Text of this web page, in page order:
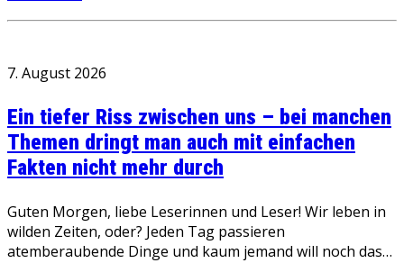
7. August 2026
Ein tiefer Riss zwischen uns – bei manchen
Themen dringt man auch mit einfachen
Fakten nicht mehr durch
Guten Morgen, liebe Leserinnen und Leser! Wir leben in
wilden Zeiten, oder? Jeden Tag passieren
atemberaubende Dinge und kaum jemand will noch das…